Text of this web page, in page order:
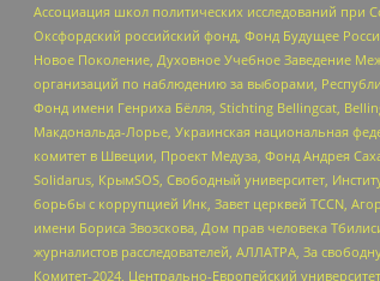
Ассоциация школ политических исследований при
Оксфордский российский фонд, Фонд Будущее
Новое Поколение, Духовное Учебное Заведение
организаций по наблюдению за выборами,
Фонд имени Генриха Бёлля, Stichting Bellingcat,
Макдональда-Лорье, Украинская национальная
комитет в Швеции, Проект Медуза, Фонд Андрея
Solidarus, КрымSOS, Свободный университет,
борьбы с коррупцией Инк, Завет церквей TCCN,
имени Бориса Звозскова, Дом прав человека
журналистов расследователей, АЛЛАТРА, За
Комитет-2024, Центрально-Европейский